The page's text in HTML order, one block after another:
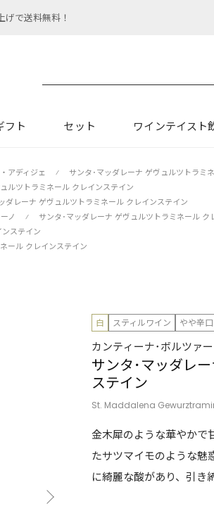
で送料無料！
フト セット ワインテイスト
アディジェ ⁄
サンタ･マッダレーナ ゲヴュルツトラミ
ルツトラミネール クレインステイン
ダレーナ ゲヴュルツトラミネール クレインステイン
ノ ⁄
サンタ･マッダレーナ ゲヴュルツトラミネール ク
ステイン
ール クレインステイン
白 スティルワイン やや辛口
カンティーナ･ボルツァ
サンタ･マッダレ
ステイン
St. Maddalena
金木犀のような華やかで
たサツマイモのような魅
に綺麗な酸があり、引き